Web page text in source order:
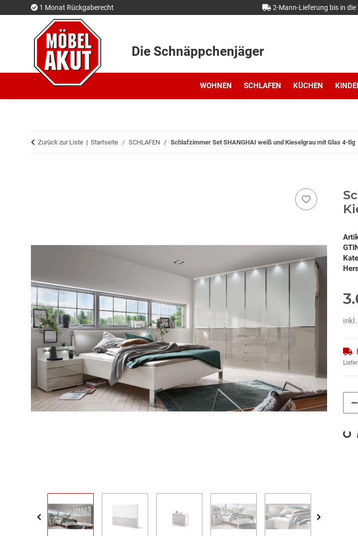
1 Monat Rückgaberecht 2-Mann-Lieferung bis in die
Die Schnäppchenjäger
WOHNEN SCHLAFEN KÜCHEN
Zurück zur Liste Startseite SCHLAFEN Schlafzimmer Set SHANGHAI weiß und Kieselgrau mit Glas 4-tlg
inkl.